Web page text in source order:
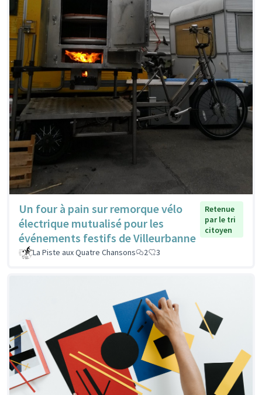
Un four à pain sur remorque vélo
électrique mutualisé pour les
événements festifs de Villeurbanne
Retenue
par le tri
citoyen
La Piste aux Quatre Chansons 2 3